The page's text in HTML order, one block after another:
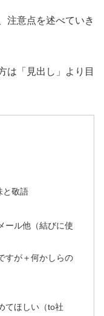
注意点を述べていき
は「見出し」より目
と敬語
ール他（結びに使
すが＋何かしらの
てほしい（to社